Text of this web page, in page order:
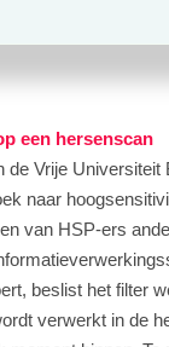
massaal het
een hersenscan
Vrije Universiteit
naar
van HSP-ers
beslist het filter
verwerkt in de